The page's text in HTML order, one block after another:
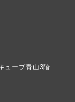
ューブ青山3階